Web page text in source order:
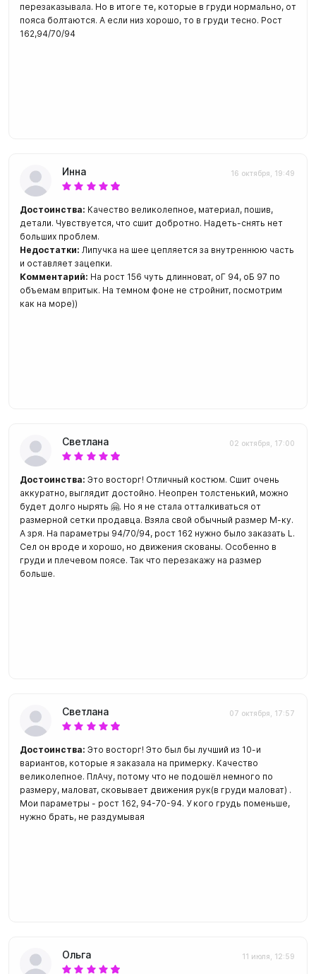
перезаказывала. Но в итоге те, которые в груди нормально, от
пояса болтаются. А если низ хорошо, то в груди тесно. Рост
162,94/70/94
Инна 16 октября, 19:49
Достоинства: Качество великолепное, материал, пошив,
детали. Чувствуется, что сшит добротно. Надеть-снять нет
больших проблем.
Недостатки: Липучка на шее цепляется за внутреннюю часть
и оставляет зацепки.
Комментарий: На рост 156 чуть длинноват, оГ 94, оБ 97 по
объемам впритык. На темном фоне не стройнит, посмотрим
как на море))
Светлана 02 октября, 17:00
Достоинства: Это восторг! Отличный костюм. Сшит очень
аккуратно, выглядит достойно. Неопрен толстенький, можно
будет долго нырять 🤗. Но я не стала отталкиваться от
размерной сетки продавца. Взяла свой обычный размер М-ку.
А зря. На параметры 94/70/94, рост 162 нужно было заказать L.
Сел он вроде и хорошо, но движения скованы. Особенно в
груди и плечевом поясе. Так что перезакажу на размер
больше.
Светлана 07 октября, 17:57
Достоинства: Это восторг! Это был бы лучший из 10-и
вариантов, которые я заказала на примерку. Качество
великолепное. ПлАчу, потому что не подошёл немного по
размеру, маловат, сковывает движения рук(в груди маловат) .
Мои параметры - рост 162, 94-70-94. У кого грудь поменьше,
нужно брать, не раздумывая
Ольга 11 июля, 12:59